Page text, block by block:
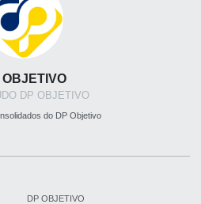
OBJETIVO
DP OBJETIVO
do DP Objetivo
DP OBJETIVO